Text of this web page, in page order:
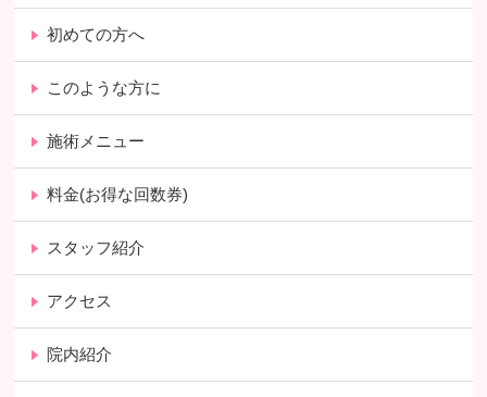
初めての方へ
このような方に
施術メニュー
料金(お得な回数券)
スタッフ紹介
アクセス
院内紹介